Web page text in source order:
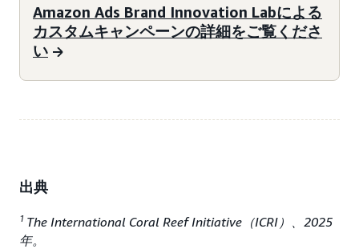
Amazon Ads Brand Innovation Labによる
カスタムキャンペーンの詳細をご覧くださ
い
出典
1 The International Coral Reef Initiative（ICRI）、2025
年。